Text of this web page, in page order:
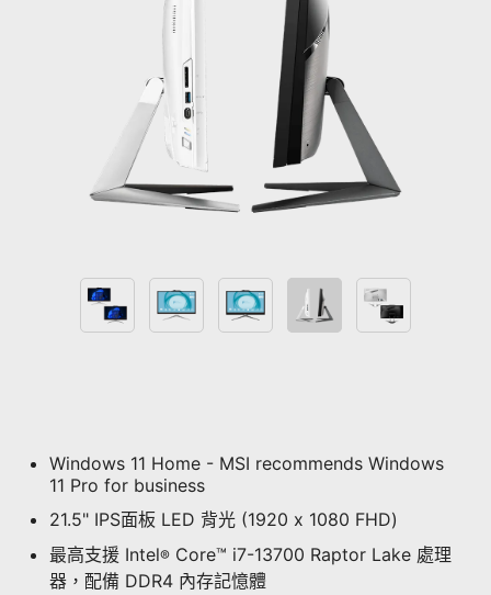
Windows 11 Home - MSI recommends Windows
11 Pro for business
21.5" IPS面板 LED 背光 (1920 x 1080 FHD)
最高支援 Intel® Core™ i7-13700 Raptor Lake 處理
器，配備 DDR4 內存記憶體